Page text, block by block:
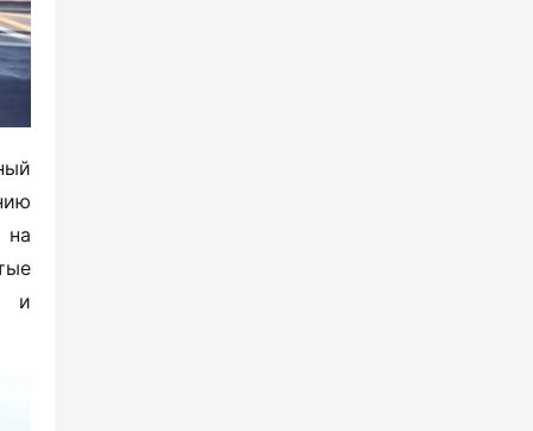
на
и